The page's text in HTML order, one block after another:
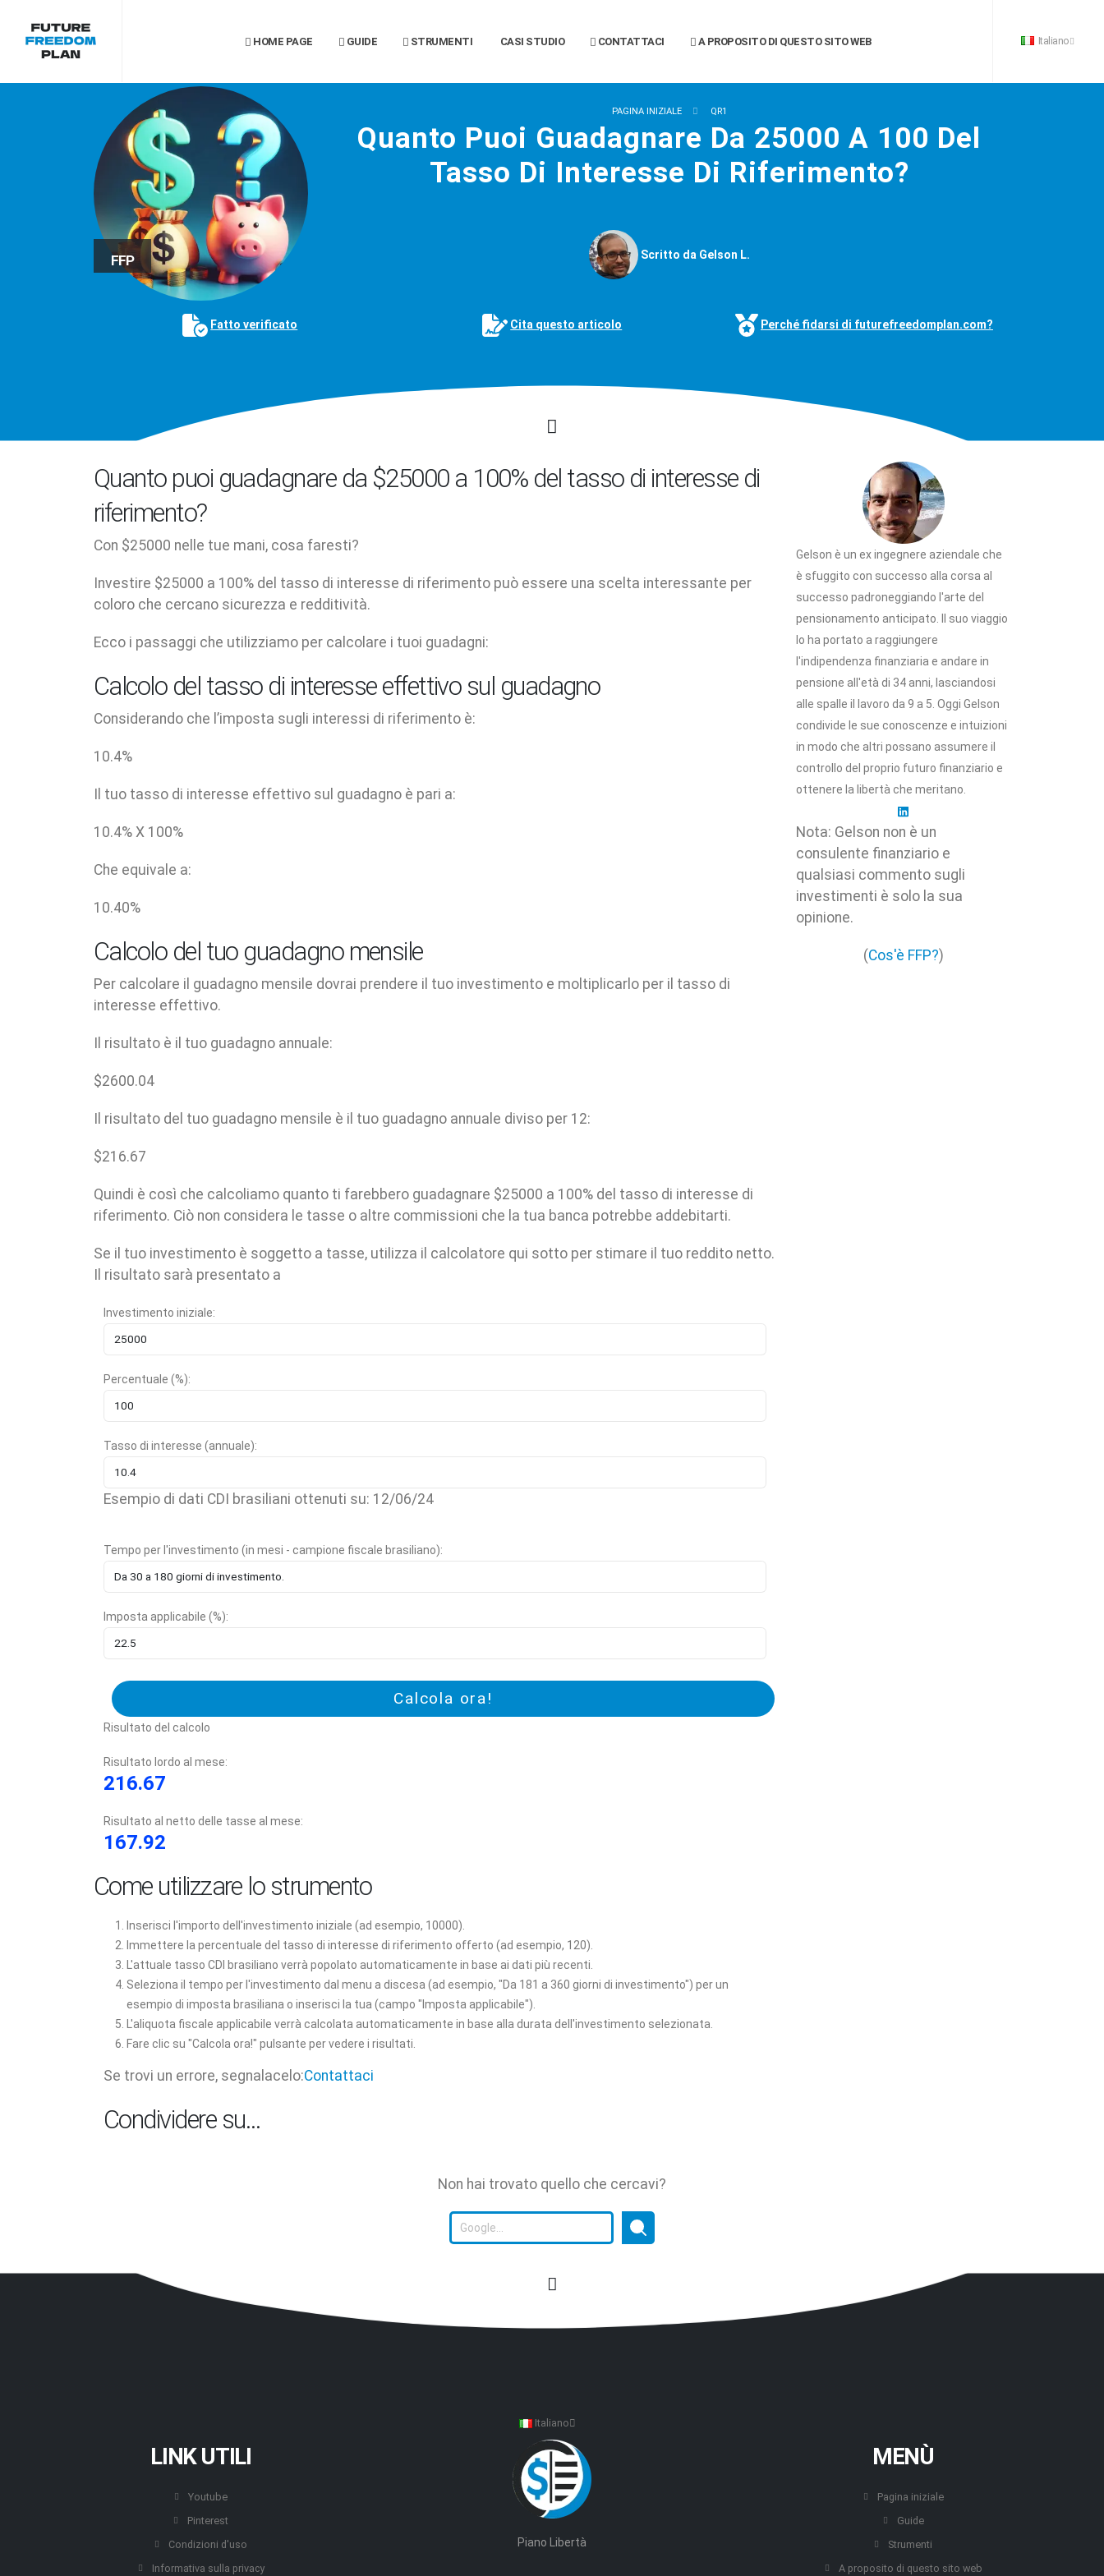
HOME PAGE GUIDE STRUMENTI CASI STUDIO CONTATTACI A PROPOSITO DI QUESTO SITO WEB Italiano
FFP
PAGINA INIZIALE QR1
Quanto Puoi Guadagnare Da 25000 A 100 Del
Tasso Di Interesse Di Riferimento?
Scritto da Gelson L.
Fatto verificato Cita questo articolo Perché fidarsi di futurefreedomplan.com?
Quanto puoi guadagnare da $25000 a 100% del tasso di interesse di
riferimento?
Con $25000 nelle tue mani, cosa faresti?
Investire $25000 a 100% del tasso di interesse di riferimento può essere una scelta interessante per
coloro che cercano sicurezza e redditività.
Ecco i passaggi che utilizziamo per calcolare i tuoi guadagni:
Calcolo del tasso di interesse effettivo sul guadagno
Considerando che l’imposta sugli interessi di riferimento è:
10.4%
Il tuo tasso di interesse effettivo sul guadagno è pari a:
10.4% X 100%
Che equivale a:
10.40%
Calcolo del tuo guadagno mensile
Per calcolare il guadagno mensile dovrai prendere il tuo investimento e moltiplicarlo per il tasso di
interesse effettivo.
Il risultato è il tuo guadagno annuale:
$2600.04
Il risultato del tuo guadagno mensile è il tuo guadagno annuale diviso per 12:
$216.67
Quindi è così che calcoliamo quanto ti farebbero guadagnare $25000 a 100% del tasso di interesse di
riferimento. Ciò non considera le tasse o altre commissioni che la tua banca potrebbe addebitarti.
Se il tuo investimento è soggetto a tasse, utilizza il calcolatore qui sotto per stimare il tuo reddito netto.
Il risultato sarà presentato a
Investimento iniziale:
Percentuale (%):
Tasso di interesse (annuale):
Esempio di dati CDI brasiliani ottenuti su: 12/06/24
Tempo per l'investimento (in mesi - campione fiscale brasiliano):
Imposta applicabile (%):
Calcola ora!
Risultato del calcolo
Risultato lordo al mese:
216.67
Risultato al netto delle tasse al mese:
167.92
Come utilizzare lo strumento
Inserisci l'importo dell'investimento iniziale (ad esempio, 10000).
Immettere la percentuale del tasso di interesse di riferimento offerto (ad esempio, 120).
L'attuale tasso CDI brasiliano verrà popolato automaticamente in base ai dati più recenti.
Seleziona il tempo per l'investimento dal menu a discesa (ad esempio, "Da 181 a 360 giorni di investimento") per un
esempio di imposta brasiliana o inserisci la tua (campo "Imposta applicabile").
L'aliquota fiscale applicabile verrà calcolata automaticamente in base alla durata dell'investimento selezionata.
Fare clic su "Calcola ora!" pulsante per vedere i risultati.
Se trovi un errore, segnalacelo:Contattaci
Condividere su…
Gelson è un ex ingegnere aziendale che
è sfuggito con successo alla corsa al
successo padroneggiando l'arte del
pensionamento anticipato. Il suo viaggio
lo ha portato a raggiungere
l'indipendenza finanziaria e andare in
pensione all'età di 34 anni, lasciandosi
alle spalle il lavoro da 9 a 5. Oggi Gelson
condivide le sue conoscenze e intuizioni
in modo che altri possano assumere il
controllo del proprio futuro finanziario e
ottenere la libertà che meritano.
Nota: Gelson non è un
consulente finanziario e
qualsiasi commento sugli
investimenti è solo la sua
opinione.
(Cos'è FFP?)
Non hai trovato quello che cercavi?
Italiano
LINK UTILI
Youtube
Pinterest
Condizioni d'uso
Informativa sulla privacy
Piano Libertà
MENÙ
Pagina iniziale
Guide
Strumenti
A proposito di questo sito web